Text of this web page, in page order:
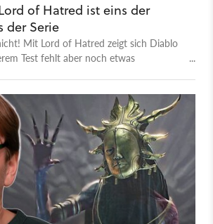
of Hatred ist eins der
der Serie
Mit Lord of Hatred zeigt sich Diablo
Test fehlt aber noch etwas